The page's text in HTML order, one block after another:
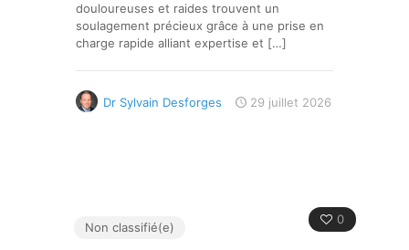
douloureuses et raides trouvent un
soulagement précieux grâce à une prise en
charge rapide alliant expertise et […]
Dr Sylvain Desforges 29 juillet 2026
0
Non classifié(e)